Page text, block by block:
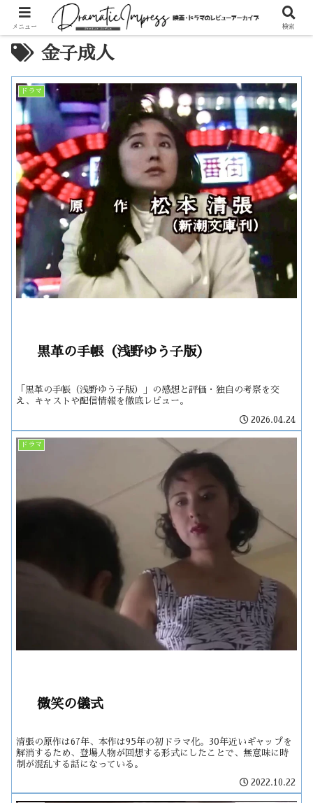
金子成人
ドラマ
黒革の手帳（浅野ゆう子版）
「黒革の手帳（浅野ゆう子版）」の感想と評価・独自の考察を交
え、キャストや配信情報を徹底レビュー。
2026.04.24
ドラマ
微笑の儀式
清張の原作は67年、本作は95年の初ドラマ化。30年近いギャップを
解消するため、登場人物が回想する形式にしたことで、無意味に時
制が混乱する話になっている。
2022.10.22
メニュー 検索